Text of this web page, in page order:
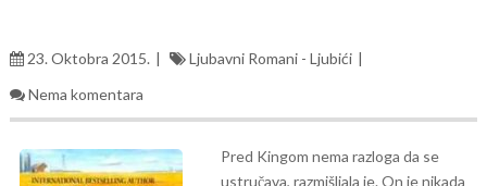
23. Oktobra 2015.
Ljubavni Romani - Ljubići
Nema komentara
Pred Kingom nema razloga da se
ustručava, razmišljala je. On je nikada